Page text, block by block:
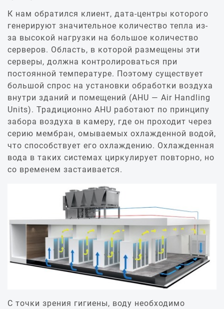
К нам обратился клиент, дата-центры которого
генерируют значительное количество тепла из-
за высокой нагрузки на большое количество
серверов. Область, в которой размещены эти
серверы, должна контролироваться при
постоянной температуре. Поэтому существует
большой спрос на установки обработки воздуха
внутри зданий и помещений (AHU — Air Handling
Units). Традиционно AHU работают по принципу
забора воздуха в камеру, где он проходит через
серию мембран, омываемых охлажденной водой,
что способствует его охлаждению. Охлажденная
вода в таких системах циркулирует повторно, но
со временем застаивается.
С точки зрения гигиены, воду необходимо